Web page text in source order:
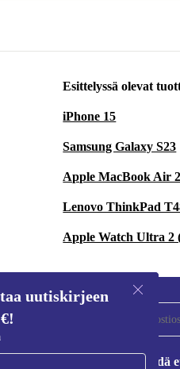
Esittelyssä olevat
iPhone 15
Samsung Galaxy S23
Apple MacBook Air
Lenovo ThinkPad
Apple Watch Ultra 2
uutiskirjeen
Pyydä